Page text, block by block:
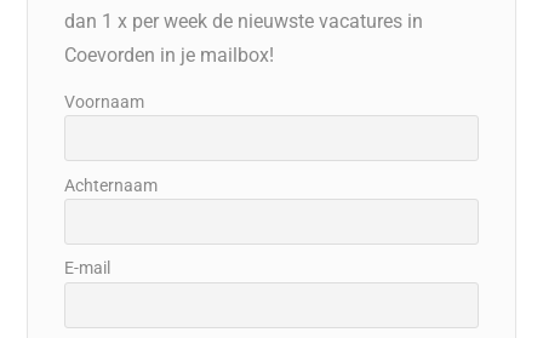
dan 1 x per week de nieuwste vacatures in
Coevorden in je mailbox!
Voornaam
Achternaam
E-mail